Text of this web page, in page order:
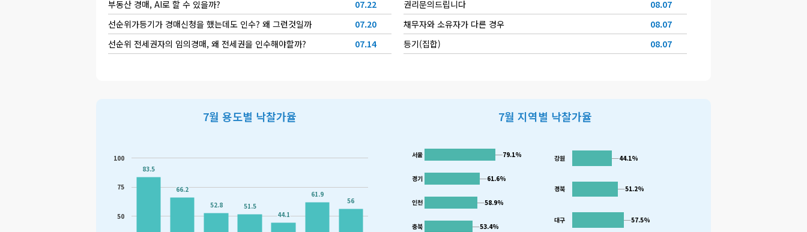
부동산 경매, AI로 할 수 있을까?
07.22
선순위가등기가 경매신청을 했는데도 인수? 왜 그런것일까
07.20
선순위 전세권자의 임의경매, 왜 전세권을 인수해야할까?
07.14
권리문의드립니다
08.07
채무자와 소유자가 다른 경우
08.07
등기(집합)
08.07
7월 용도별 낙찰가율
50
75
100
83.5
83.5
66.2
66.2
52.8
52.8 51.5
51.5
44.1
44.1
61.9
61.9
56
56
7월 지역별 낙찰가율
서울
경기
인천
충북
79.1%
79.1%
61.6%
61.6%
58.9%
58.9%
53.4%
53.4%
강원
경북
대구
44.1%
44.1%
51.2%
51.2%
57.5%
57.5%